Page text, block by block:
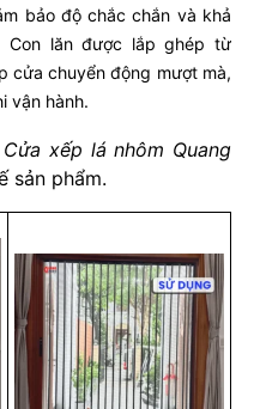
bảo độ chắc chắn và khả
Con lăn được lắp ghép từ
cửa chuyển động mượt mà,
vận hành.
Cửa xếp lá nhôm Quang
sản phẩm.